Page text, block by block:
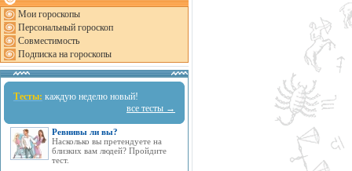
Мои гороскопы
Персональный гороскоп
Совместимость
Подписка на гороскопы
Тесты: каждую неделю новый!
все тесты →
Ревнивы ли вы?
Насколько вы претендуете на
близких вам людей? Пройдите
тест.